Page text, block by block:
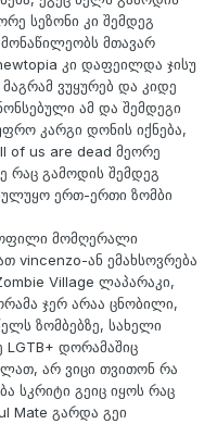
სეზონი კი შემდეგ
მთავარ
კი დაფეილდა ჯისუ
ვუყურებ და კიდე
ამ და შემდეგი
კარგი დონის იქნება,
of us are dead მეორე
რაც გამოდის შემდეგ
ერთ-ერთი ზომბი
მომღერალი
vincenzo-ან ემახსოვრება
Village ლაპარაკი,
ჯერ არაა ცნობილი,
ზომბებზე, სახელი
LGTB+ დორამაშიც
არ ვიცი თვითონ რა
სკრიტი გეიც იყოს რაც
Mate გარდა გეი